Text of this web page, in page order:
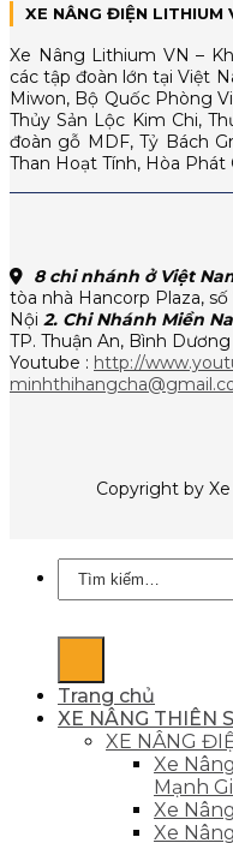
XE NÂNG ĐIỆN LITHIUM
Xe Nâng Lithium VN –
các tập đoàn lớn tại Việt
Miwon, Bộ Quốc Phòng
Thủy Sản Lộc Kim Chi,
đoàn gỗ MDF, Tỷ Bách
Than Hoạt Tính, Hòa Phát
8 chi nhánh ở Việt
tòa nhà Hancorp Plaza,
Nội 2. Chi Nhánh Miền
TP. Thuận An, Bình Dương
Youtube : http://
Copyright by
Tìm
kiếm:
Trang chủ
XE NÂNG THIÊN
XE NÂNG
Xe
Mạnh
Xe
Xe